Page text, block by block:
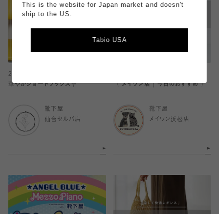
2026.05.17
華やかショートソックス💐
靴下屋
仙台セルバ店
〈 メイワン店｜今日のおすすめ 〉
靴下屋
メイワン浜松店
This is the website for Japan market and doesn't
ship to the US.
Tabio USA